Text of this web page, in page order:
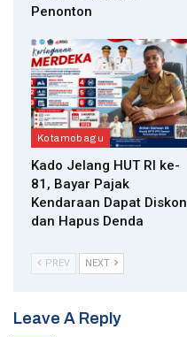
Penonton
Kotamobagu
Kado Jelang HUT RI ke-
81, Bayar Pajak
Kendaraan Dapat Diskon
dan Hapus Denda
PREV NEXT
Leave A Reply